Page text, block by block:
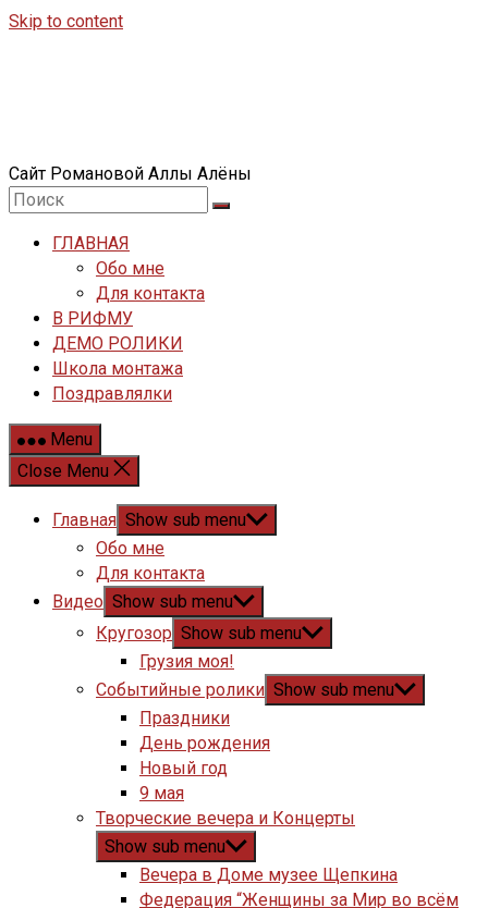
Skip to content
Сайт Романовой Аллы Алёны
ГЛАВНАЯ
Обо мне
Для контакта
В РИФМУ
ДЕМО РОЛИКИ
Школа монтажа
Поздравлялки
Menu
Close Menu
Главная Show sub menu
Обо мне
Для контакта
Видео Show sub menu
Кругозор Show sub menu
Грузия моя!
Событийные ролики Show sub menu
Праздники
День рождения
Новый год
9 мая
Творческие вечера и Концерты
Show sub menu
Вечера в Доме музее Щепкина
Федерация “Женщины за Мир во всём